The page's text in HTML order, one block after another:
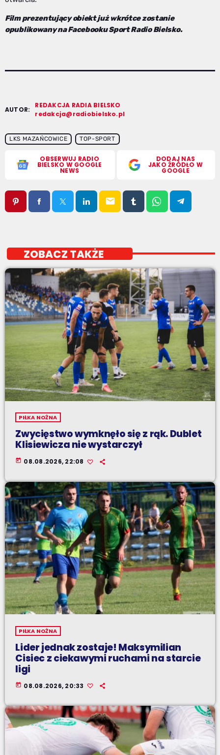
Film prezentujący obiekt już wkrótce zostanie
opublikowany na Facebooku Sport Radio Bielsko.
AUTOR:
REDAKCJA RADIA BIELSKO
redakcja@radiobielsko.pl
LKS MAZAŃCOWICE TOP-SPORT
OBSERWUJ RADIO
BIELSKO W GOOGLE
NEWS
DODAJ NAS
JAKO ŹRÓDŁO W
GOOGLE
email
ZOBACZ TAKŻE
PIŁKA NOŻNA
Zwycięstwo wymknęło się z rąk. Dublet
Klisiewicza nie wystarczył
today 08.08.2026, 22:08
PIŁKA NOŻNA
Lider jednak zostaje! Maksymilian
Cisiec z ciekawymi ruchami na starcie
ligi
today 08.08.2026, 20:33